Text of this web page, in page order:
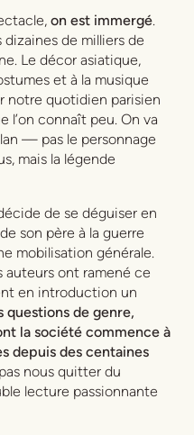
Radenez
Deligne
on est immergé.
de milliers de
Le décor asiatique,
et à la musique
notre quotidien parisien
l’on connaît peu. On va
— pas le personnage
mais la légende
de se déguiser en
son père à la guerre
mobilisation générale.
auteurs ont ramené ce
en introduction un
questions de genre,
la société commence à
depuis des centaines
nous quitter du
lecture passionnante